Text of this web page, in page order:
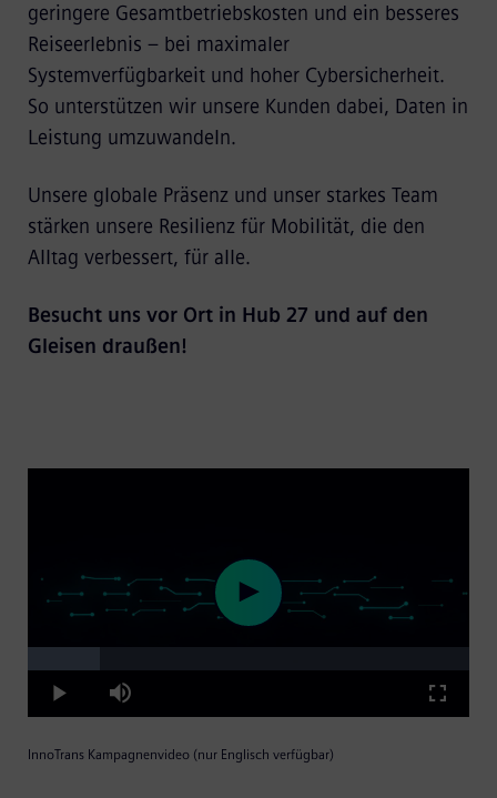
geringere Gesamtbetriebskosten und ein besseres
Reiseerlebnis – bei maximaler
Systemverfügbarkeit und hoher Cybersicherheit.
So unterstützen wir unsere Kunden dabei, Daten in
Leistung umzuwandeln.
Unsere globale Präsenz und unser starkes Team
stärken unsere Resilienz für Mobilität, die den
Alltag verbessert, für alle.
Besucht uns vor Ort in Hub 27 und auf den
Gleisen draußen!
Play
Play Mute
16.47%
InnoTrans Kampagnenvideo (nur Englisch verfügbar)